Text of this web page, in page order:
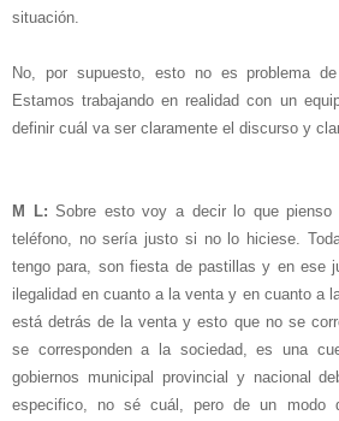
situación.
No, por supuesto, esto no es problema
Estamos trabajando en realidad con un
definir cuál va ser claramente el discurso y
M L:Sobre esto voy a decir lo que
teléfono, no sería justo si no lo hiciese.
tengo para, son fiesta de pastillas y en ese
ilegalidad en cuanto a la venta y en cuanto a
está detrás de la venta y esto que no se
se corresponden a la sociedad, es una
gobiernos municipal provincial y nacional
especifico, no sé cuál, pero de un modo